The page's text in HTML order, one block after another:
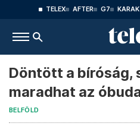
TELEX AFTER G7
Döntött a bíróság,
maradhat az
BELFÖLD